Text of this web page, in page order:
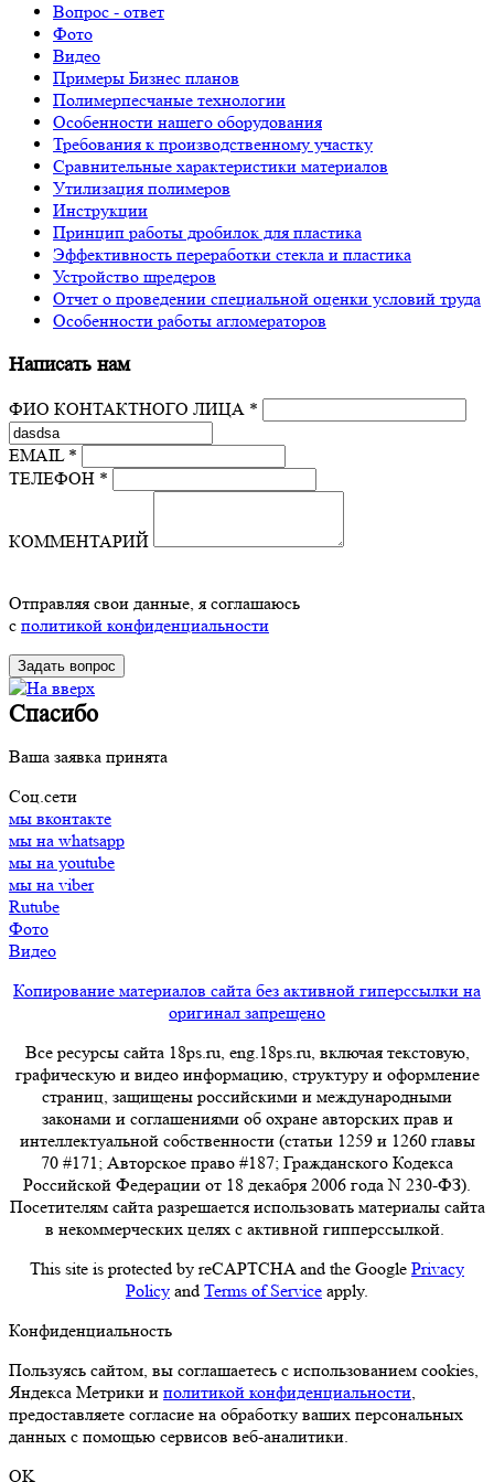
Вопрос - ответ
Фото
Видео
Примеры Бизнес планов
Полимерпесчаные технологии
Особенности нашего оборудования
Требования к производственному участку
Сравнительные характеристики материалов
Утилизация полимеров
Инструкции
Принцип работы дробилок для пластика
Эффективность переработки стекла и пластика
Устройство шредеров
Отчет о проведении специальной оценки условий труда
Особенности работы агломераторов
Написать нам
ФИО КОНТАКТНОГО ЛИЦА *
EMAIL *
ТЕЛЕФОН *
КОММЕНТАРИЙ
Отправляя свои данные, я соглашаюсь
с политикой конфиденциальности
Спасибо
Ваша заявка принята
Соц.сети
мы вконтакте
мы на whatsapp
мы на youtube
мы на viber
Rutube
Фото
Видео
Копирование материалов сайта без активной гиперссылки на
оригинал запрещено
Все ресурсы сайта 18ps.ru, eng.18ps.ru, включая текстовую,
графическую и видео информацию, структуру и оформление
страниц, защищены российскими и международными
законами и соглашениями об охране авторских прав и
интеллектуальной собственности (статьи 1259 и 1260 главы
70 #171; Авторское право #187; Гражданского Кодекса
Российской Федерации от 18 декабря 2006 года N 230-ФЗ).
Посетителям сайта разрешается использовать материалы сайта
в некоммерческих целях с активной гипперссылкой.
This site is protected by reCAPTCHA and the Google Privacy
Policy and Terms of Service apply.
Конфиденциальность
Пользуясь сайтом, вы соглашаетесь с использованием cookies,
Яндекса Метрики и политикой конфиденциальности
предоставляете согласие на обработку ваших персональных
данных с помощью сервисов веб-аналитики.
OK